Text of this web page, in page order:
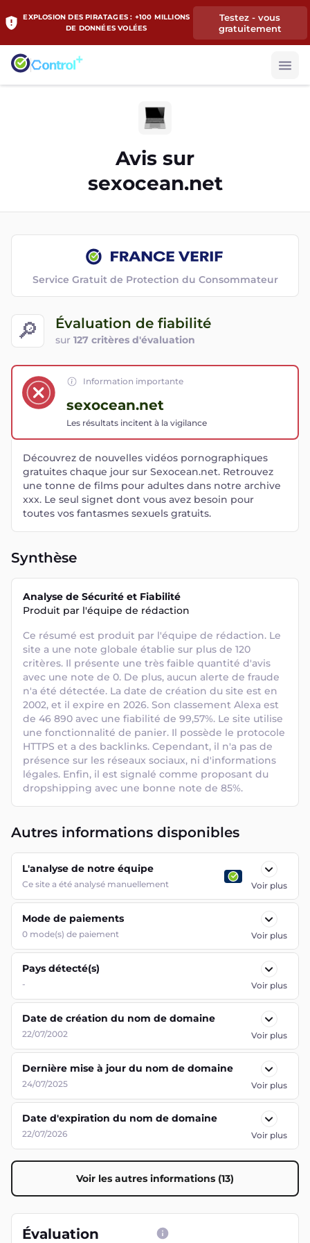
EXPLOSION DES PIRATAGES : +100 MILLIONS
DE DONNÉES VOLÉES
Testez - vous
gratuitement
Avis sur
sexocean.net
🔎 Évaluation de fiabilité
sur 127 critères d'évaluation
Service Gratuit de Protection du Consommateur
Information importante
sexocean.net
Les résultats incitent à la vigilance
Découvrez de nouvelles vidéos pornographiques
gratuites chaque jour sur Sexocean.net. Retrouvez
une tonne de films pour adultes dans notre archive
xxx. Le seul signet dont vous avez besoin pour
toutes vos fantasmes sexuels gratuits.
Synthèse
Analyse de Sécurité et Fiabilité
Produit par l'équipe de rédaction
Ce résumé est produit par l'équipe de rédaction. Le
site a une note globale établie sur plus de 120
critères. Il présente une très faible quantité d'avis
avec une note de 0. De plus, aucun alerte de fraude
n'a été détectée. La date de création du site est en
2002, et il expire en 2026. Son classement Alexa est
de 46 890 avec une fiabilité de 99,57%. Le site utilise
une fonctionnalité de panier. Il possède le protocole
HTTPS et a des backlinks. Cependant, il n'a pas de
présence sur les réseaux sociaux, ni d'informations
légales. Enfin, il est signalé comme proposant du
dropshipping avec une bonne note de 85%.
Autres informations disponibles
L'analyse de notre équipe
Ce site a été analysé manuellement Voir plus
Mode de paiements
0 mode(s) de paiement Voir plus
Pays détecté(s)
- Voir plus
Date de création du nom de domaine
22/07/2002 Voir plus
Dernière mise à jour du nom de domaine
24/07/2025 Voir plus
Date d'expiration du nom de domaine
22/07/2026 Voir plus
Voir les autres informations (13)
Évaluation